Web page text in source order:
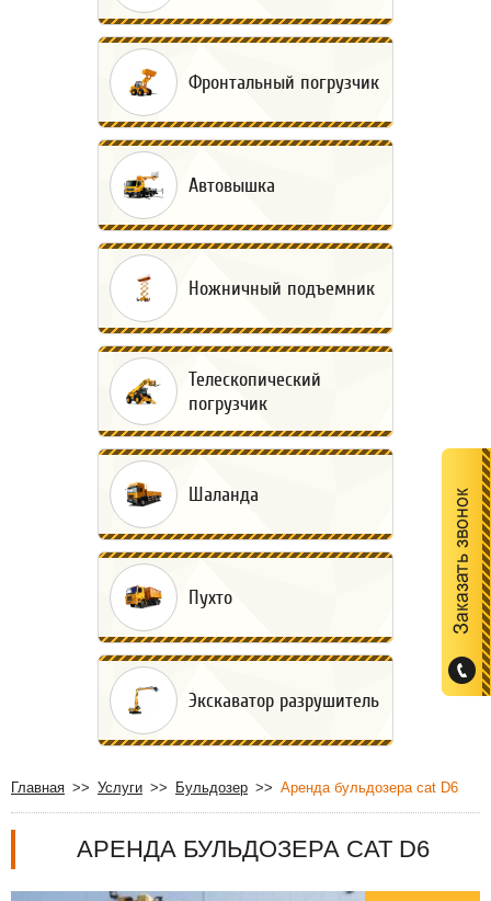
Фронтальный погрузчик
Автовышка
Ножничный подъемник
Телескопический
погрузчик
Шаланда
Пухто
Экскаватор разрушитель
Главная Услуги Бульдозер Аренда бульдозера cat D6
АРЕНДА БУЛЬДОЗЕРА CAT D6